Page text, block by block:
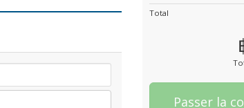
Total
Passer la